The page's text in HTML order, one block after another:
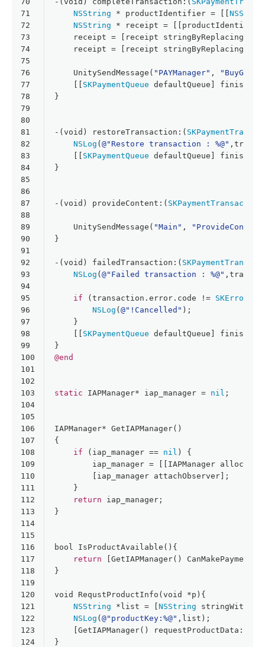
71
72
73
74
75
76
77
78
79
80
81
82
83
84
85
86
87
88
89
90
91
92
93
94
95
96
97
98
99
100
101
102
103
104
105
106
107
108
109
110
111
112
113
114
115
116
117
118
119
120
121
122
123
124
NSString * productIdentifier = [[
NSString * receipt = [[productIdentifier
receipt = [receipt
receipt = [receipt
    UnitySendMessage(
"PAYManager" ,
    [[
SKPaymentQueue defaultQueue]
}
-(void ) restoreTransaction:(
NSLog (@"Restore transaction : %@"
    [[
SKPaymentQueue defaultQueue]
}
-(void ) provideContent:( SKPaymentTransaction
    UnitySendMessage(
"Main" ,
}
-(void ) failedTransaction:(
NSLog (@"Failed transaction : %@"
if (transaction.error.code !=
NSLog (@"!Cancelled" );
    }
    [[
SKPaymentQueue defaultQueue]
}
@end
static IAPManager* iap_manager = nil ;
IAPManager* GetIAPManager()
{
if (iap_manager == nil ) {
iap_manager = [[IAPManager alloc]
        [iap_manager attachObserver];
    }
return iap_manager;
}
bool
IsProductAvailable(){
return [GetIAPManager() CanMakePayment];
}
void RequstProductInfo(void
*p){
NSString *list = [NSString
NSLog (@"productKey:%@" ,list);
[GetIAPManager()
}